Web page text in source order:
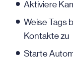
Aktiviere
Weise Tags
Kontakte zu
Starte